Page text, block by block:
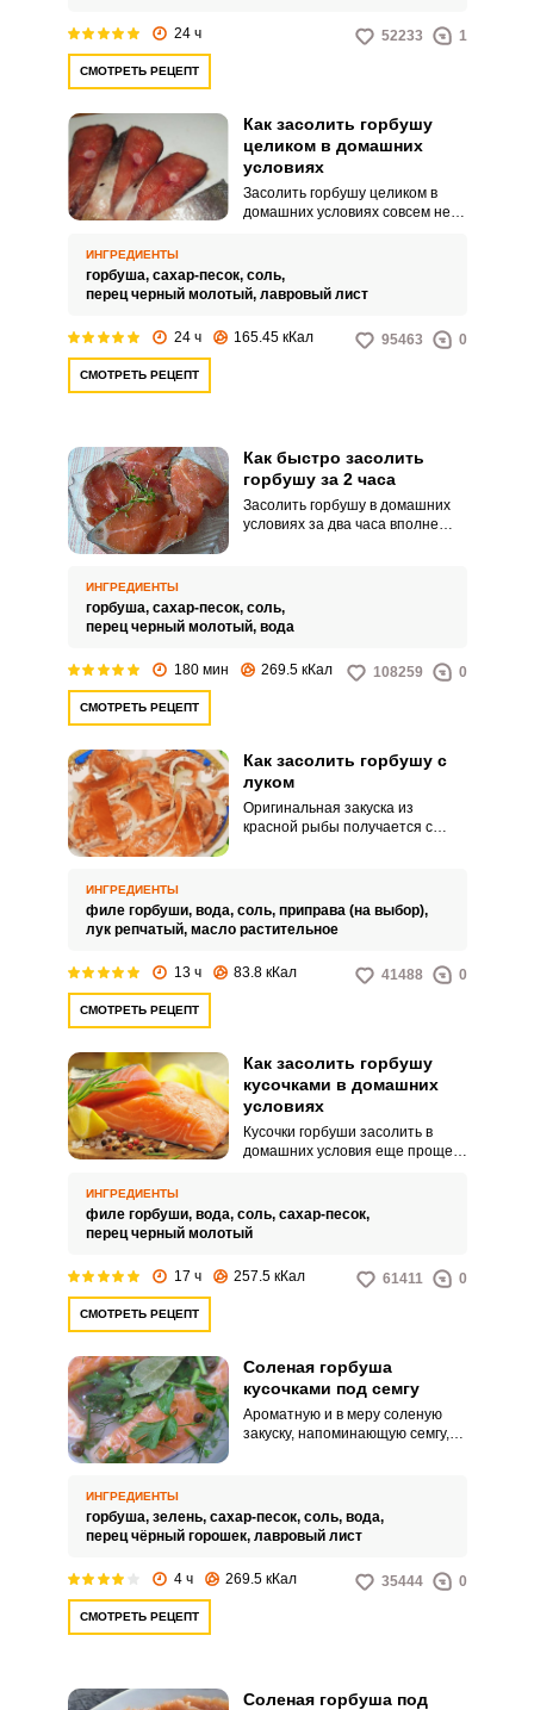
24 ч 52233 1
СМОТРЕТЬ РЕЦЕПТ
Как засолить горбушу
целиком в домашних
условиях
Засолить горбушу целиком в
домашних условиях совсем не
сравнению с засолкой горбуши
кусочками. У горбуши удаляются
ИНГРЕДИЕНТЫ
горбуша, сахар-песок, соль,
перец черный молотый, лавровый лист
24 ч 165.45 кКал 95463 0
СМОТРЕТЬ РЕЦЕПТ
Как быстро засолить
горбушу за 2 часа
Засолить горбушу в домашних
условиях за два часа вполне
ИНГРЕДИЕНТЫ
горбуша, сахар-песок, соль,
перец черный молотый, вода
180 мин 269.5 кКал 108259 0
СМОТРЕТЬ РЕЦЕПТ
Как засолить горбушу с
луком
Оригинальная закуска из
красной рыбы получается с
после чего они послужат
вкусным угощением и
украшением вашего стола.
ИНГРЕДИЕНТЫ
филе горбуши, вода, соль, приправа (на выбор),
лук репчатый, масло растительное
13 ч 83.8 кКал 41488 0
СМОТРЕТЬ РЕЦЕПТ
Как засолить горбушу
кусочками в домашних
условиях
Кусочки горбуши засолить в
домашних условия еще проще,
получить готовый продукт как
можно скорее.
ИНГРЕДИЕНТЫ
филе горбуши, вода, соль, сахар-песок,
перец черный молотый
17 ч 257.5 кКал 61411 0
СМОТРЕТЬ РЕЦЕПТ
Соленая горбуша
кусочками под семгу
Ароматную и в меру соленую
закуску, напоминающую семгу,
достаточно быстро.
ИНГРЕДИЕНТЫ
горбуша, зелень, сахар-песок, соль, вода,
перец чёрный горошек, лавровый лист
4 ч 269.5 кКал 35444 0
СМОТРЕТЬ РЕЦЕПТ
Соленая горбуша под